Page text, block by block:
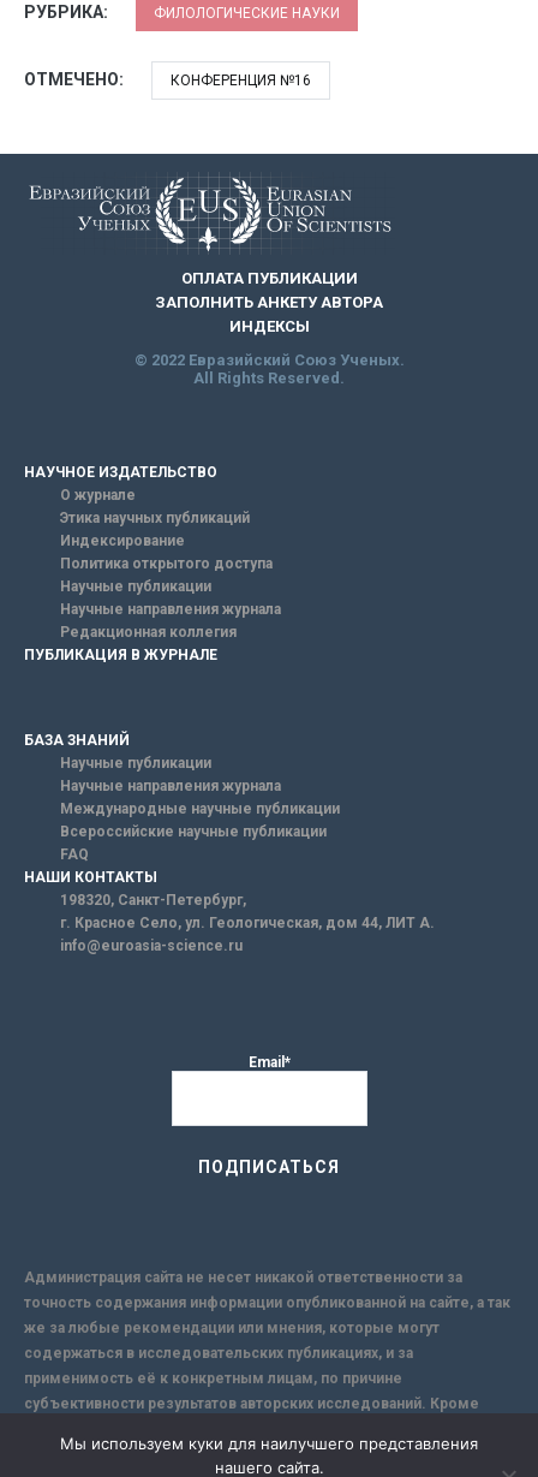
РУБРИКА: ФИЛОЛОГИЧЕСКИЕ НАУКИ
ОТМЕЧЕНО: КОНФЕРЕНЦИЯ №16
ОПЛАТА ПУБЛИКАЦИИ
ЗАПОЛНИТЬ АНКЕТУ АВТОРА
ИНДЕКСЫ
© 2022 Евразийский Союз Ученых.
All Rights Reserved.
НАУЧНОЕ ИЗДАТЕЛЬСТВО
О журнале
Этика научных публикаций
Индексирование
Политика открытого доступа
Научные публикации
Научные направления журнала
Редакционная коллегия
ПУБЛИКАЦИЯ В ЖУРНАЛЕ
БАЗА ЗНАНИЙ
Научные публикации
Научные направления журнала
Международные научные публикации
Всероссийские научные публикации
FAQ
НАШИ КОНТАКТЫ
198320, Санкт-Петербург,
г. Красное Село, ул. Геологическая, дом 44, ЛИТ А.
info@euroasia-science.ru
Email*
Администрация сайта не несет никакой ответственности за
точность содержания информации опубликованной на сайте, а так
же за любые рекомендации или мнения, которые могут
содержаться в исследовательских публикациях, и за
применимость её к конкретным лицам, по причине
субъективности результатов авторских исследований. Кроме
надежной защиты информации, Сайт не несет ответственности за
Мы используем куки для наилучшего представления
нашего сайта.